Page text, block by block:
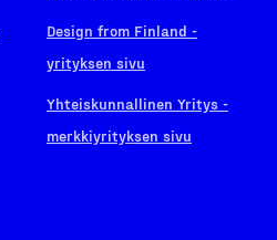
Design from Finland -
yrityksen sivu
Yhteiskunnallinen Yritys -
merkkiyrityksen sivu